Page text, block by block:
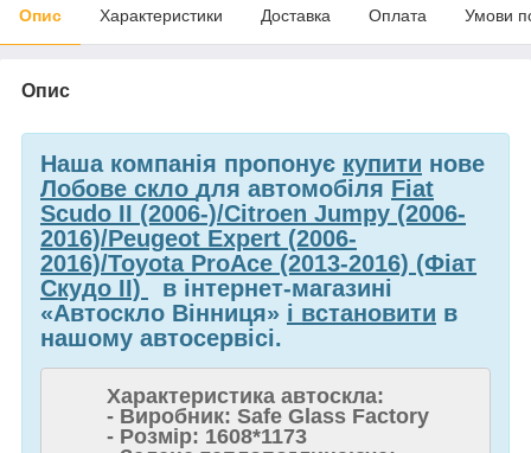
Опис Характеристики Доставка Оплата Умови
Опис
Наша компанія пропонує купити нове
Лобове скло для автомобіля Fiat
Scudo II (2006-)/Citroen Jumpy (2006-
2016)/Peugeot Expert (2006-
2016)/Toyota ProAce (2013-2016) (Фіат
Скудо II)
в інтернет-магазині
«Автоскло Вінниця» і встановити в
нашому автосервісі.
Характеристика автоскла:
- Виробник: Safe Glass Factory
- Розмір: 1608*1173